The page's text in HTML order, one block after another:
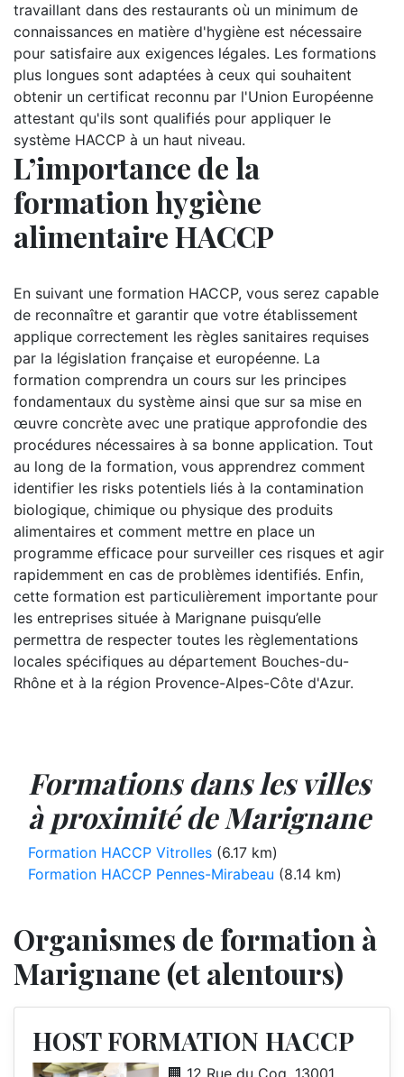
travaillant dans des restaurants où un minimum de
connaissances en matière d'hygiène est nécessaire
pour satisfaire aux exigences légales. Les formations
plus longues sont adaptées à ceux qui souhaitent
obtenir un certificat reconnu par l'Union Européenne
attestant qu'ils sont qualifiés pour appliquer le
système HACCP à un haut niveau.
L’importance de la
formation hygiène
alimentaire HACCP
En suivant une formation HACCP, vous serez capable
de reconnaître et garantir que votre établissement
applique correctement les règles sanitaires requises
par la législation française et européenne. La
formation comprendra un cours sur les principes
fondamentaux du système ainsi que sur sa mise en
œuvre concrète avec une pratique approfondie des
procédures nécessaires à sa bonne application. Tout
au long de la formation, vous apprendrez comment
identifier les risks potentiels liés à la contamination
biologique, chimique ou physique des produits
alimentaires et comment mettre en place un
programme efficace pour surveiller ces risques et agir
rapidemment en cas de problèmes identifiés. Enfin,
cette formation est particulièrement importante pour
les entreprises située à Marignane puisqu’elle
permettra de respecter toutes les règlementations
locales spécifiques au département Bouches-du-
Rhône et à la région Provence-Alpes-Côte d'Azur.
Formations dans les villes
à proximité de Marignane
Formation HACCP Vitrolles (6.17 km)
Formation HACCP Pennes-Mirabeau (8.14 km)
Organismes de formation à
Marignane (et alentours)
HOST FORMATION HACCP
🏢 12 Rue du Coq, 13001